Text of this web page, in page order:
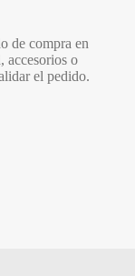
de compra en
accesorios o
el pedido.